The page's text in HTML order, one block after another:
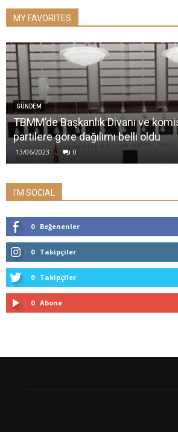
MY FAVORITES
GÜNDEM
TBMM’de Başkanlık Divanı ve
partilere göre dağılımı belli oldu
13/06/2023 0
I'M SOCIAL
0 Beğenenler
0 Takipçiler
0 Takipçiler
0 Abone